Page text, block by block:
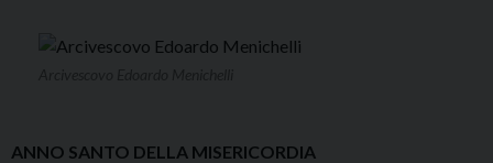
ANNO SANTO DELLA MISERICORDIA